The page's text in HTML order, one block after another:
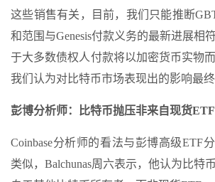
这些销售有关，目前，我们只能推断
和范围与Genesis付款义务的最新进展相
于大多数债权人付款将以加密货币实物
我们认为对比特币市场表现出的影响最终
彭博分析师：比特币抛压非来自现货ETF
Coinbase分析师的看法与彭博高级ETF
类似，Balchunas周六表示，他认为比特